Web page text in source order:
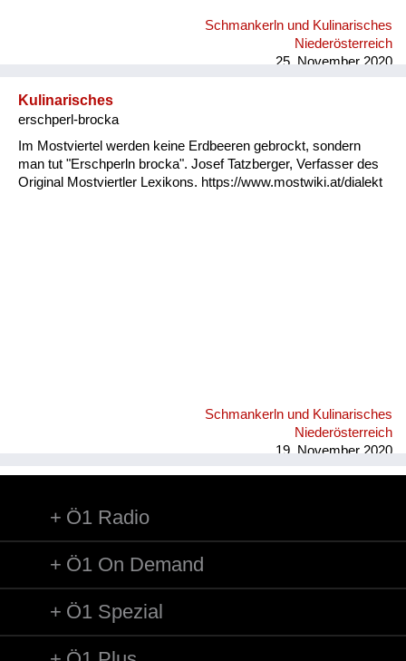
Schmankerln und Kulinarisches
Niederösterreich
25. November 2020
Kulinarisches
erschperl-brocka
Im Mostviertel werden keine Erdbeeren gebrockt, sondern
man tut "Erschperln brocka". Josef Tatzberger, Verfasser des
Original Mostviertler Lexikons. https://www.mostwiki.at/dialekt
Schmankerln und Kulinarisches
Niederösterreich
19. November 2020
Ö1 Radio
Ö1 On Demand
Ö1 Spezial